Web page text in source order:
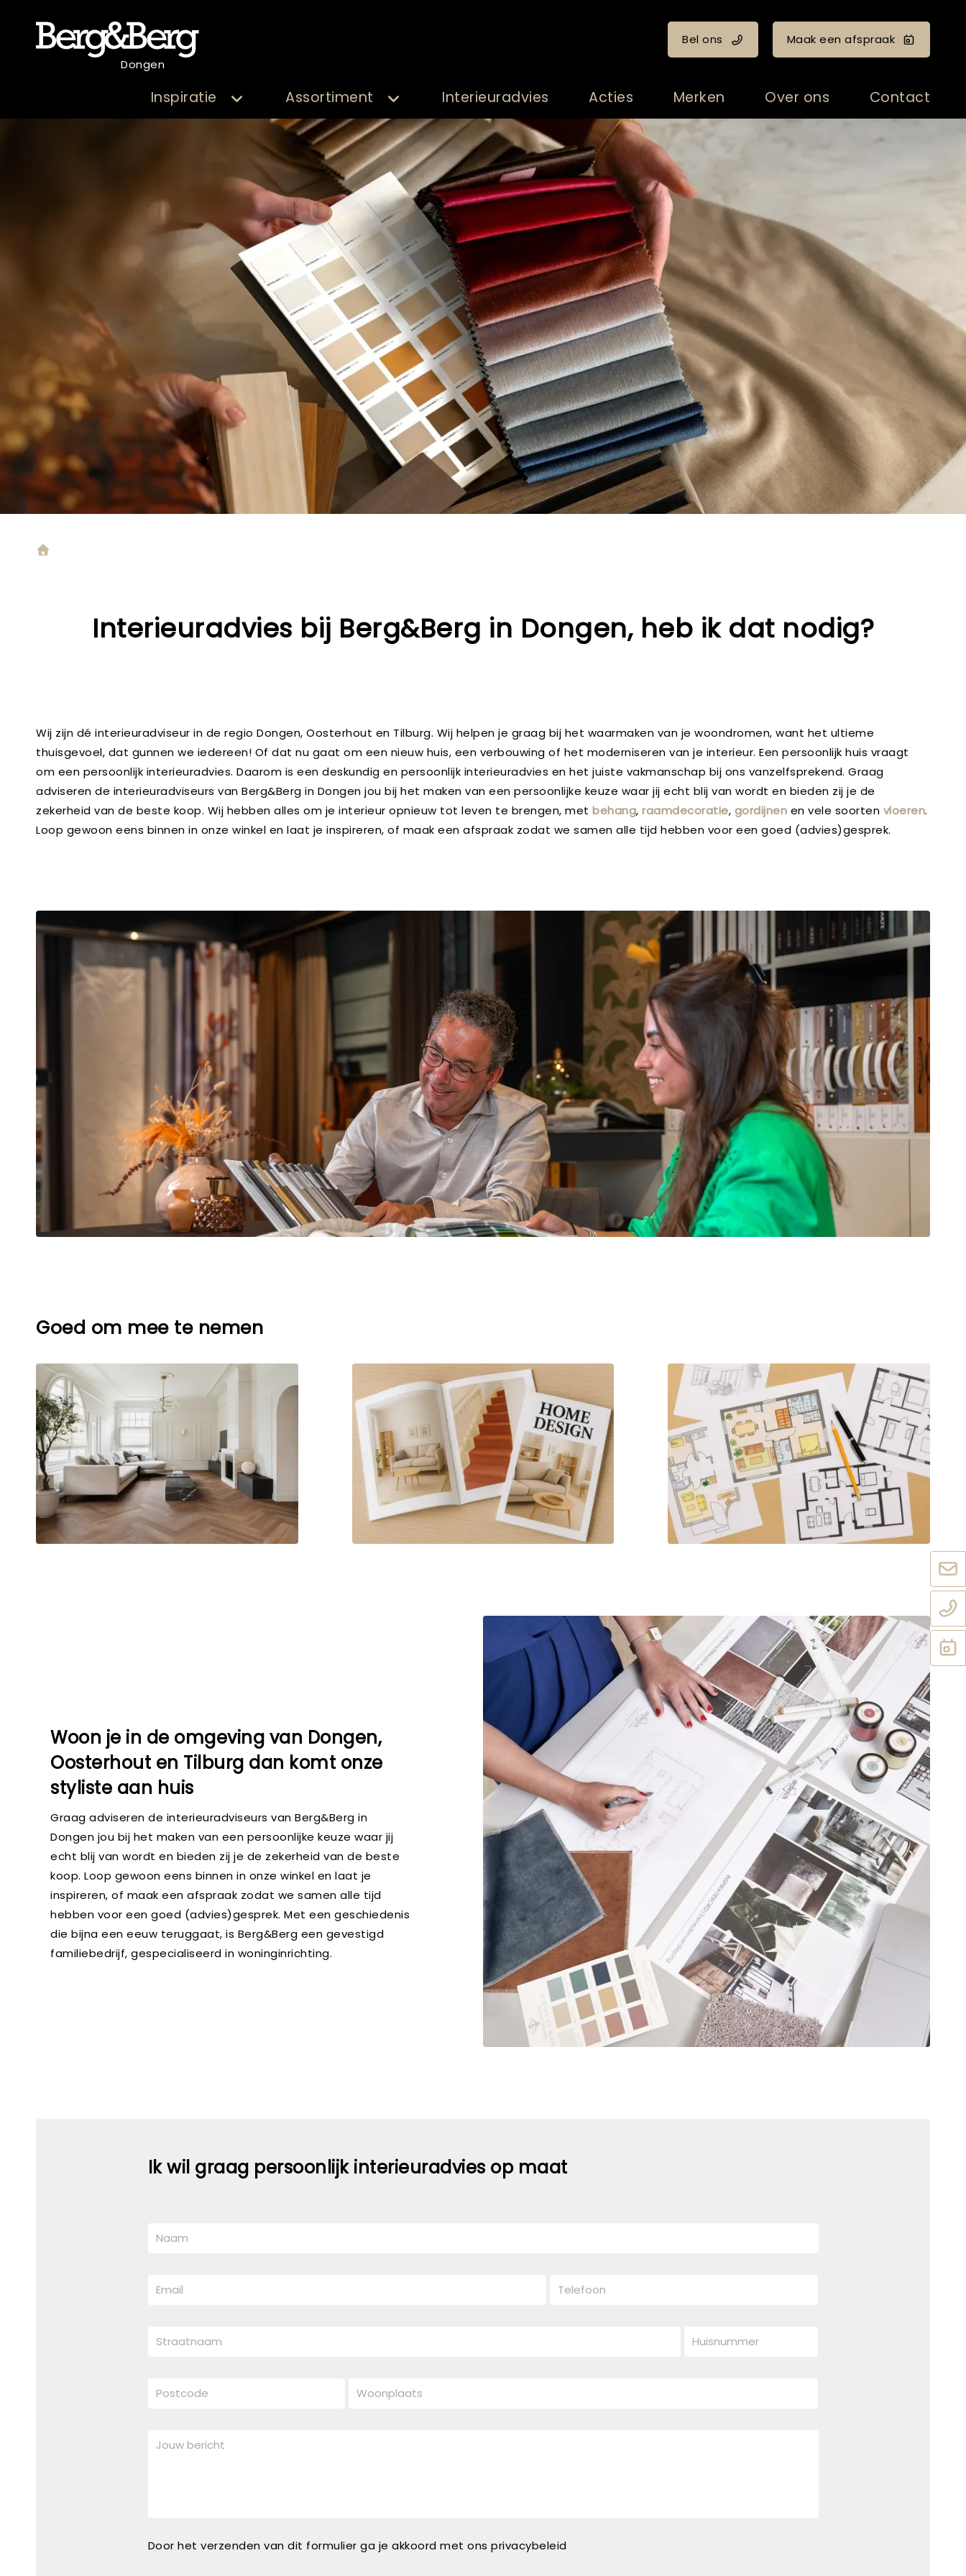
Dongen
Bel ons Maak een afspraak
Inspiratie Assortiment Interieuradvies Acties Merken Over ons Contact
Interieuradvies bij Berg&Berg in Dongen, heb ik dat nodig?
Wij zijn dé interieuradviseur in de regio Dongen, Oosterhout en Tilburg. Wij helpen je graag bij het waarmaken van je woondromen, want het ultieme
thuisgevoel, dat gunnen we iedereen! Of dat nu gaat om een nieuw huis, een verbouwing of het moderniseren van je interieur. Een persoonlijk huis vraagt
om een persoonlijk interieuradvies. Daarom is een deskundig en persoonlijk interieuradvies en het juiste vakmanschap bij ons vanzelfsprekend. Graag
adviseren de interieuradviseurs van Berg&Berg in Dongen jou bij het maken van een persoonlijke keuze waar jij echt blij van wordt en bieden zij je de
zekerheid van de beste koop. Wij hebben alles om je interieur opnieuw tot leven te brengen, met behang, raamdecoratie, gordijnen en vele soorten vloeren.
Loop gewoon eens binnen in onze winkel en laat je inspireren, of maak een afspraak zodat we samen alle tijd hebben voor een goed (advies)gesprek.
Goed om mee te nemen
Woon je in de omgeving van Dongen,
Oosterhout en Tilburg dan komt onze
styliste aan huis
Graag adviseren de interieuradviseurs van Berg&Berg in
Dongen jou bij het maken van een persoonlijke keuze waar jij
echt blij van wordt en bieden zij je de zekerheid van de beste
koop. Loop gewoon eens binnen in onze winkel en laat je
inspireren, of maak een afspraak zodat we samen alle tijd
hebben voor een goed (advies)gesprek. Met een geschiedenis
die bijna een eeuw teruggaat, is Berg&Berg een gevestigd
familiebedrijf, gespecialiseerd in woninginrichting.
Ik wil graag persoonlijk interieuradvies op maat
Door het verzenden van dit formulier ga je akkoord met ons privacybeleid